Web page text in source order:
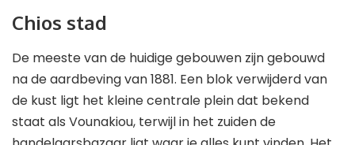
Chios stad
De meeste van de huidige gebouwen zijn gebouwd
na de aardbeving van 1881. Een blok verwijderd van
de kust ligt het kleine centrale plein dat bekend
staat als Vounakiou, terwijl in het zuiden de